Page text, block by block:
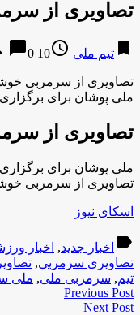
تصاویری از
bookmark تیم ملی access_time
10 years ago
chat_bubble0
تصاویری از سرمربی
ملی پوشان برای
تصاویری از
ملی پوشان برای
تصاویری از سرمربی
اسکای نیوز
label اخبار جدید, اخبار
تصاویری سرمربی,
تیم, سرمربی ملی, ملی
Previous Post
Next Post